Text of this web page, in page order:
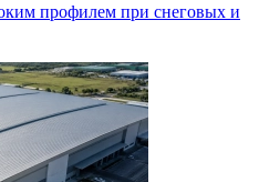
профилем при снеговых и